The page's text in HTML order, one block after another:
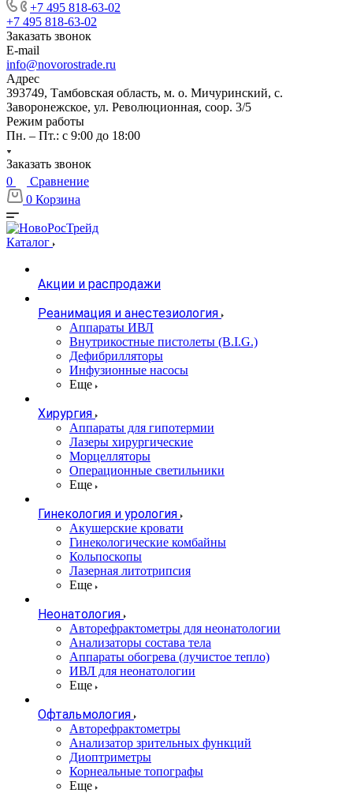
+7 495 818-63-02
+7 495 818-63-02
Заказать звонок
E-mail
info@novorostrade.ru
Адрес
393749, Тамбовская область, м. о. Мичуринский, с.
Заворонежское, ул. Революционная, соор. 3/5
Режим работы
Пн. – Пт.: с 9:00 до 18:00
Заказать звонок
0
Сравнение
0 Корзина
Каталог
Акции и распродажи
Реанимация и анестезиология
Аппараты ИВЛ
Внутрикостные пистолеты (B.I.G.)
Дефибрилляторы
Инфузионные насосы
Еще
Хирургия
Аппараты для гипотермии
Лазеры хирургические
Морцелляторы
Операционные светильники
Еще
Гинекология и урология
Акушерские кровати
Гинекологические комбайны
Кольпоскопы
Лазерная литотрипсия
Еще
Неонатология
Авторефрактометры для неонатологии
Анализаторы состава тела
Аппараты обогрева (лучистое тепло)
ИВЛ для неонатологии
Еще
Офтальмология
Авторефрактометры
Анализатор зрительных функций
Диоптриметры
Корнеальные топографы
Еще